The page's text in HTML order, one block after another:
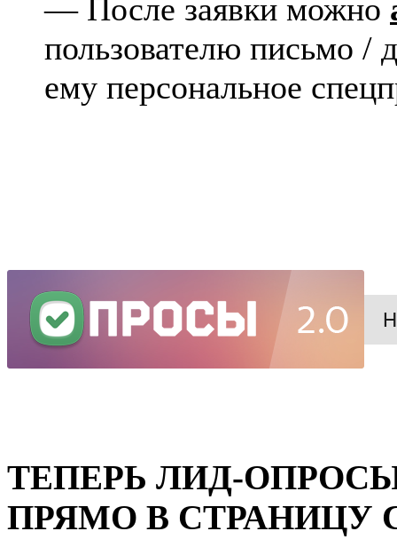
— После заявки можно
пользователю письмо /
ему персональное
ТЕПЕРЬ ЛИД-
ПРЯМО В СТРАНИЦУ